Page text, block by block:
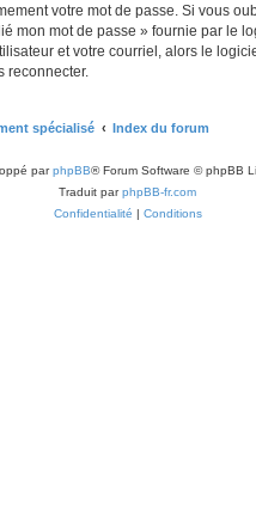
votre mot de passe. Si vous
mon mot de passe » fournie par le
et votre courriel, alors le
reconnecter.
spécialisé Index du forum
parphpBB® Forum Software © phpBB
Traduit parphpBB-fr.com
Confidentialité | Conditions